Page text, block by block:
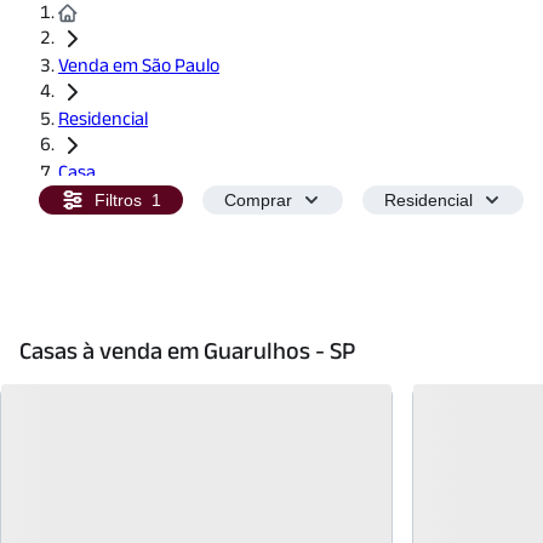
Venda em São Paulo
Residencial
Casa
Filtros 1 Comprar Residencial
Casas à venda em Guarulhos - SP